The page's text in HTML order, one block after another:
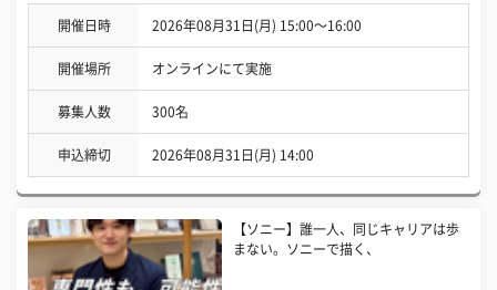
開催日時 2026年08月31日(月) 15:00〜16:00
開催場所 オンラインにて実施
募集人数 300名
申込締切 2026年08月31日(月) 14:00
【ソニー】誰一人、同じキャリアは歩
まない。ソニーで描く、